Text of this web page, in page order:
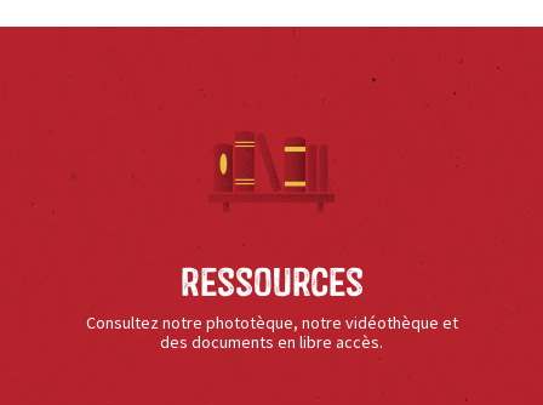
Ressources
Consultez notre phototèque, notre vidéothèque et
des documents en libre accès.